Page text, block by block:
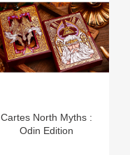
Cartes North Myths :
Odin Edition